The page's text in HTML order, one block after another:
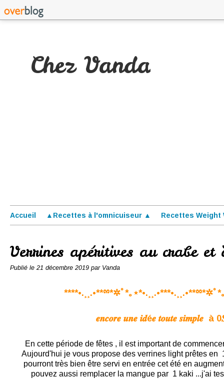
Chez Vanda
Accueil ▲Recettes à l'omnicuiseur ▲ Recettes Weight
Verrines apéritives au crabe
Publié le 21 décembre 2019 par Vanda
****•.¸¸.•**ྉ*✲ﾟ*｡⋆*•.¸¸.•***•.¸¸.•**ྉ*✲ﾟ*
𝒆𝒏𝒄𝒐𝒓𝒆 𝒖𝒏𝒆 𝒊𝒅é𝒆 𝒕𝒐𝒖𝒕𝒆 𝒔𝒊𝒎𝒑𝒍𝒆 à
En cette période de fêtes , il est important de
Aujourd'hui je vous propose des verrines light prêtes en
pourront très bien être servi en entrée cet été en
pouvez aussi remplacer la mangue par 1 kaki ...j'ai